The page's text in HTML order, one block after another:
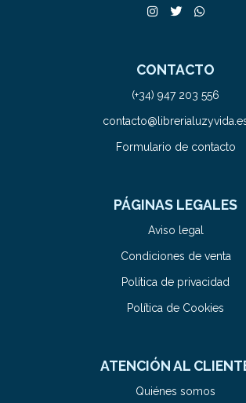
CONTACTO
(+34) 947 203 556
Formulario de contacto
PÁGINAS LEGALES
Aviso legal
Condiciones de venta
Política de privacidad
Política de Cookies
ATENCIÓN AL
Quiénes somos